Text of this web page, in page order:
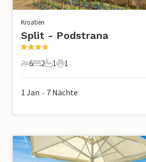
Kroatien
Split - Podstrana
6 Gäste
6
2 Schlafzimmer
2
1 Badezimmer
1
1 Haustier
1
1 Jan • 7 Nächte